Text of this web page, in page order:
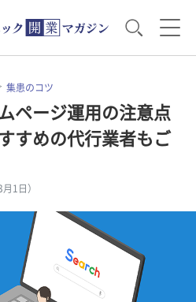
運営・経営のポイント
開業準備で大事なこと
セミナー
集患のコツ
ページ運用の注意点
すめの代行業者もご
1日）